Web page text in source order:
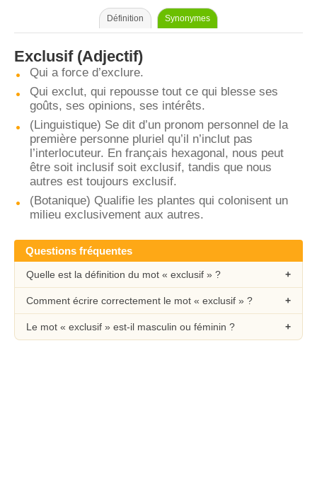
Définition Synonymes
Exclusif(Adjectif)
Qui a force d’exclure.
Qui exclut, qui repousse tout ce qui blesse ses
goûts, ses opinions, ses intérêts.
(Linguistique) Se dit d’un pronom personnel de la
première personne pluriel qu’il n’inclut pas
l’interlocuteur. En français hexagonal, nous peut
être soit inclusif soit exclusif, tandis que nous
autres est toujours exclusif.
(Botanique) Qualifie les plantes qui colonisent un
milieu exclusivement aux autres.
Questions fréquentes
Quelle est la définition du mot « exclusif » ?
Comment écrire correctement le mot « exclusif » ?
Le mot « exclusif » est-il masculin ou féminin ?